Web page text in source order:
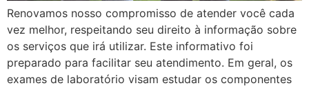
Renovamos nosso compromisso de atender você cada
vez melhor, respeitando seu direito à informação sobre
os serviços que irá utilizar. Este informativo foi
preparado para facilitar seu atendimento. Em geral, os
exames de laboratório visam estudar os componentes